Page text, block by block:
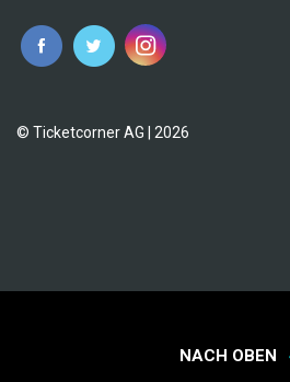
fr
© Ticketcorner AG | 2026
NACH OBEN